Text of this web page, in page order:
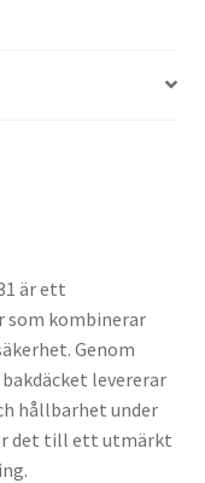
är ett
kombinerar
Genom
levererar
hållbarhet under
det till ett utmärkt